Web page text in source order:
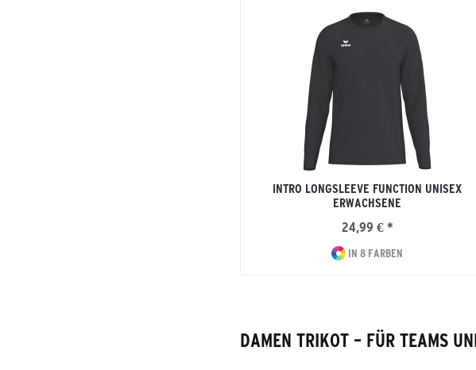
INTRO LONGSLEEVE FUNCTION UNISEX
ERWACHSENE
24,99 € *
IN 8 FARBEN
DAMEN TRIKOT – FÜR TEAMS